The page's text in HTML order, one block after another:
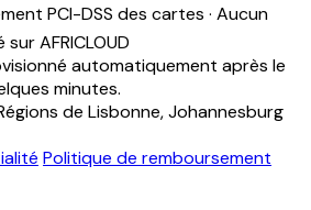
PCI-DSS des cartes · Aucun
AFRICLOUD
automatiquement après le
minutes.
de Lisbonne, Johannesburg
Politique de remboursement